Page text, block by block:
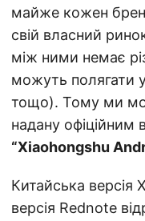
майже кожен
свій власний
між ними немає
можуть полягати
тощо). Тому ми
надану
“Xiaohongshu
Китайська версія
версія Rednote